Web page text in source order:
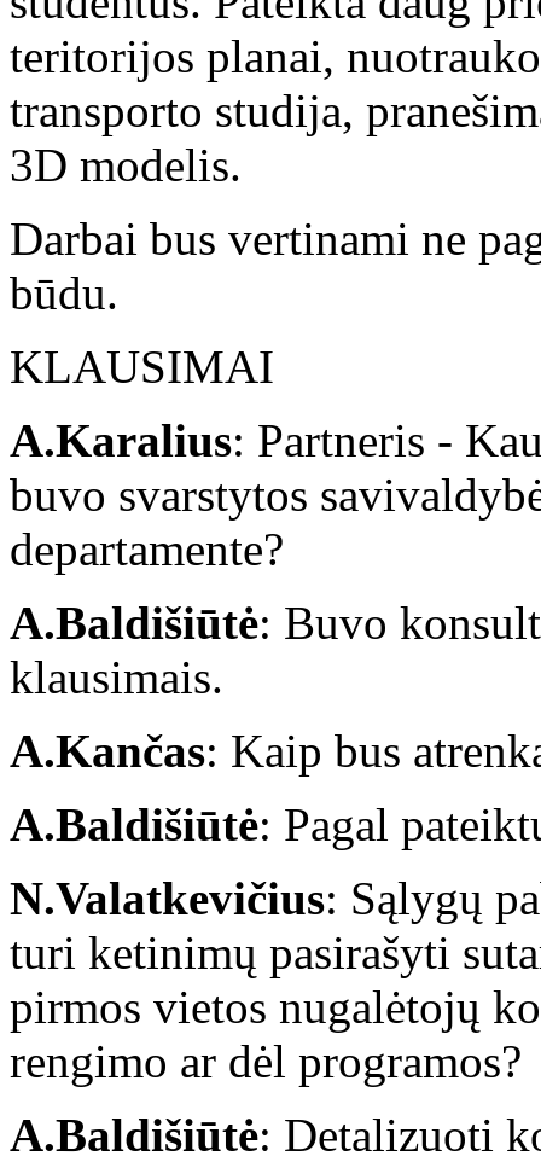
teritorijos planai,
transporto studija,
3D modelis.
Darbai bus vertinami ne
būdu.
KLAUSIMAI
A.Karalius: Partneris -
buvo svarstytos
departamente?
A.Baldišiūtė: Buvo
klausimais.
A.Kančas: Kaip bus
A.Baldišiūtė: Pagal
N.Valatkevičius: Sąlygų
turi ketinimų pasirašyti
pirmos vietos nugalėtojų
rengimo ar dėl programos?
A.Baldišiūtė: Detalizuoti